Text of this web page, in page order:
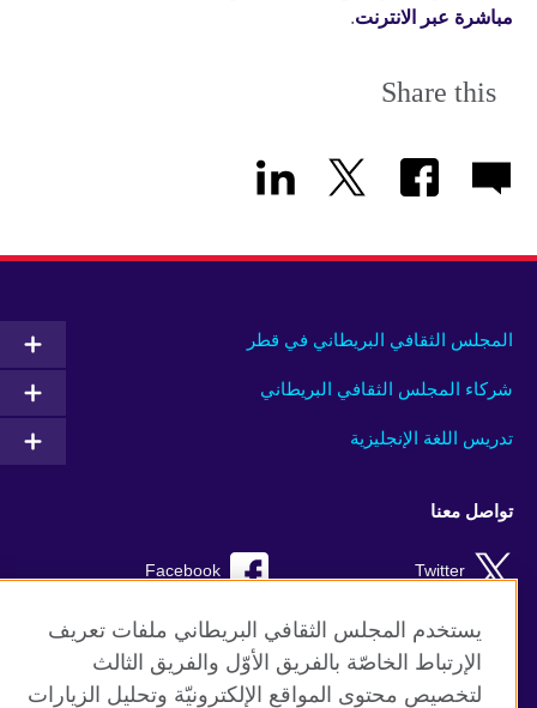
مباشرة عبر الانترنت.
Share this
المجلس الثقافي البريطاني في قطر
شركاء المجلس الثقافي البريطاني
تدريس اللغة الإنجليزية
تواصل معنا
Facebook Twitter
Instagram RSS
TikTok
يستخدم المجلس الثقافي البريطاني ملفات تعريف
الإرتباط الخاصّة بالفريق الأوّل والفريق الثالث
لتخصيص محتوى المواقع الإلكترونيّة وتحليل الزيارات